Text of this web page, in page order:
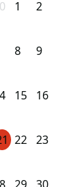
1 2
8 9
15 16
22 23